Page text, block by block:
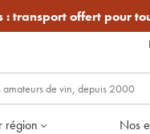
:transport offert pour
région Nos